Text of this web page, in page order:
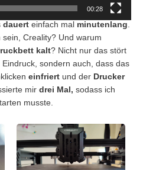
00:28
dauert einfach mal minutenlang
Creality? Und warum
kalt? Nicht nur das stört
sondern auch, dass das
einfriert und der Drucker
mir drei Mal, sodass ich
musste.